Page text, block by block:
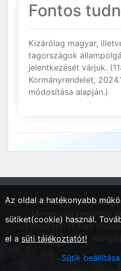
Fontos
Kizárólag magyar,
tagországok
jelentkezését várjuk.
Kormányrendelet,
módosítása alapján.)
"Pécs, Baranya
Minden jog fentartva
Üzemeltető: IT-Nav
Az oldal a hatékonyabb
sütiket(cookie) használ.
el a süti tájékoztatót!
Sütik beállítása